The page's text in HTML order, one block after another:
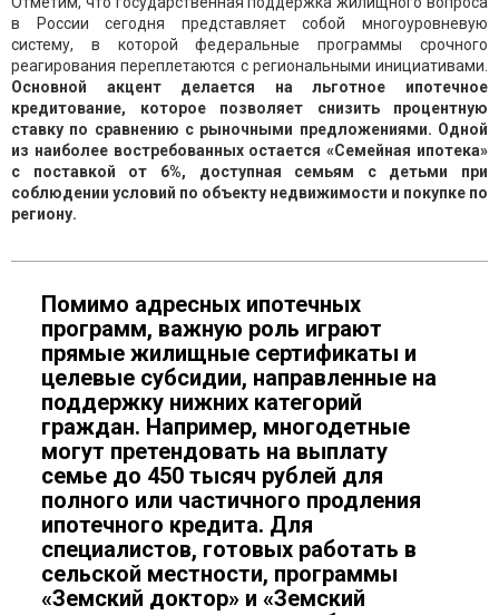
в России сегодня представляет собой многоуровневую
систему, в которой федеральные программы срочного
реагирования переплетаются с региональными инициативами.
Основной акцент делается на льготное ипотечное
кредитование, которое позволяет снизить процентную
ставку по сравнению с рыночными предложениями. Одной
из наиболее востребованных остается «Семейная ипотека»
с поставкой от 6%, доступная семьям с детьми при
соблюдении условий по объекту недвижимости и покупке по
региону.
Помимо адресных ипотечных
программ, важную роль играют
прямые жилищные сертификаты и
целевые субсидии, направленные на
поддержку нижних категорий
граждан. Например, многодетные
могут претендовать на выплату
семье до 450 тысяч рублей для
полного или частичного продления
ипотечного кредита. Для
специалистов, готовых работать в
сельской местности, программы
«Земский доктор» и «Земский